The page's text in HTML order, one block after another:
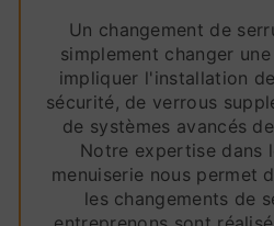
Un changement de
simplement changer
impliquer l'installation
sécurité, de verrous
de systèmes avancés
Notre expertise dans
menuiserie nous permet
les changements de